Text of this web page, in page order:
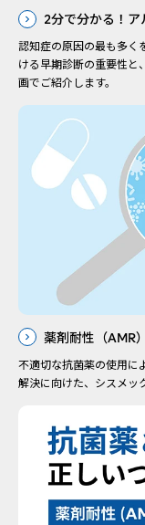
2分で分かる！
新規ウィンドウを開
認知症の原因の最も多く
ける早期診断の重要性と
画でご紹介します。
薬剤耐性（AMR
不適切な抗菌薬の使用に
解決に向けた、シスメッ